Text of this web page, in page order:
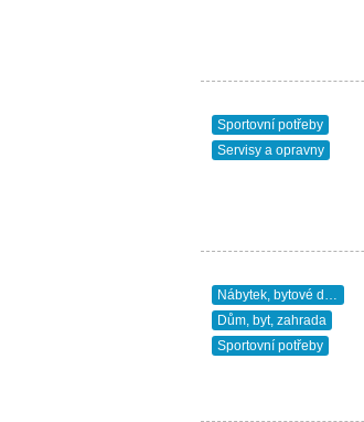
Sportovní potřeby
Servisy a opravny
Nábytek, bytové doplňky
Dům, byt, zahrada
Sportovní potřeby